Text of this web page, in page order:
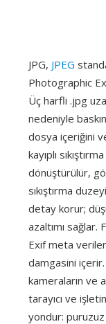
JPG, JPEG
Photographic
Üç harfli .jpg
nedeniyle
dosya içeriğini
kayıplı
dönüştürülür,
sıkıştırma
detay korur;
azaltımı
Exif meta
damgasini
kameraların ve
tarayıcı ve
yondur: